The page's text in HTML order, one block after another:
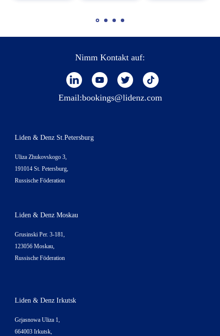
Nimm Kontakt auf:
Email:bookings@lidenz.com
Liden & Denz St.Petersburg
Uliza Zhukovskogo 3,
191014 St. Petersburg,
Russische Föderation
Liden & Denz Moskau
Grusinski Per. 3-181,
123056 Moskau,
Russische Föderation
Liden & Denz Irkutsk
Grjasnowa Uliza 1,
664003 Irkutsk,